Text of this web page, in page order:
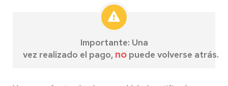
Importante: Una
vez realizado el pago, no puede volverse atrás.